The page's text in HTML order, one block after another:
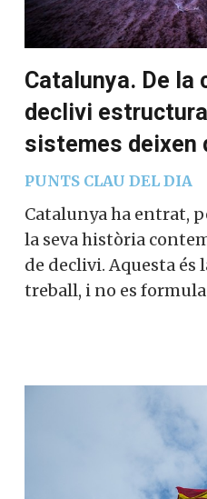
Catalunya. De la
declivi
sistemes deixen
PUNTS CLAU DEL DIA
Catalunya ha entrat,
la seva història
de declivi. Aquesta és
treball, i no es